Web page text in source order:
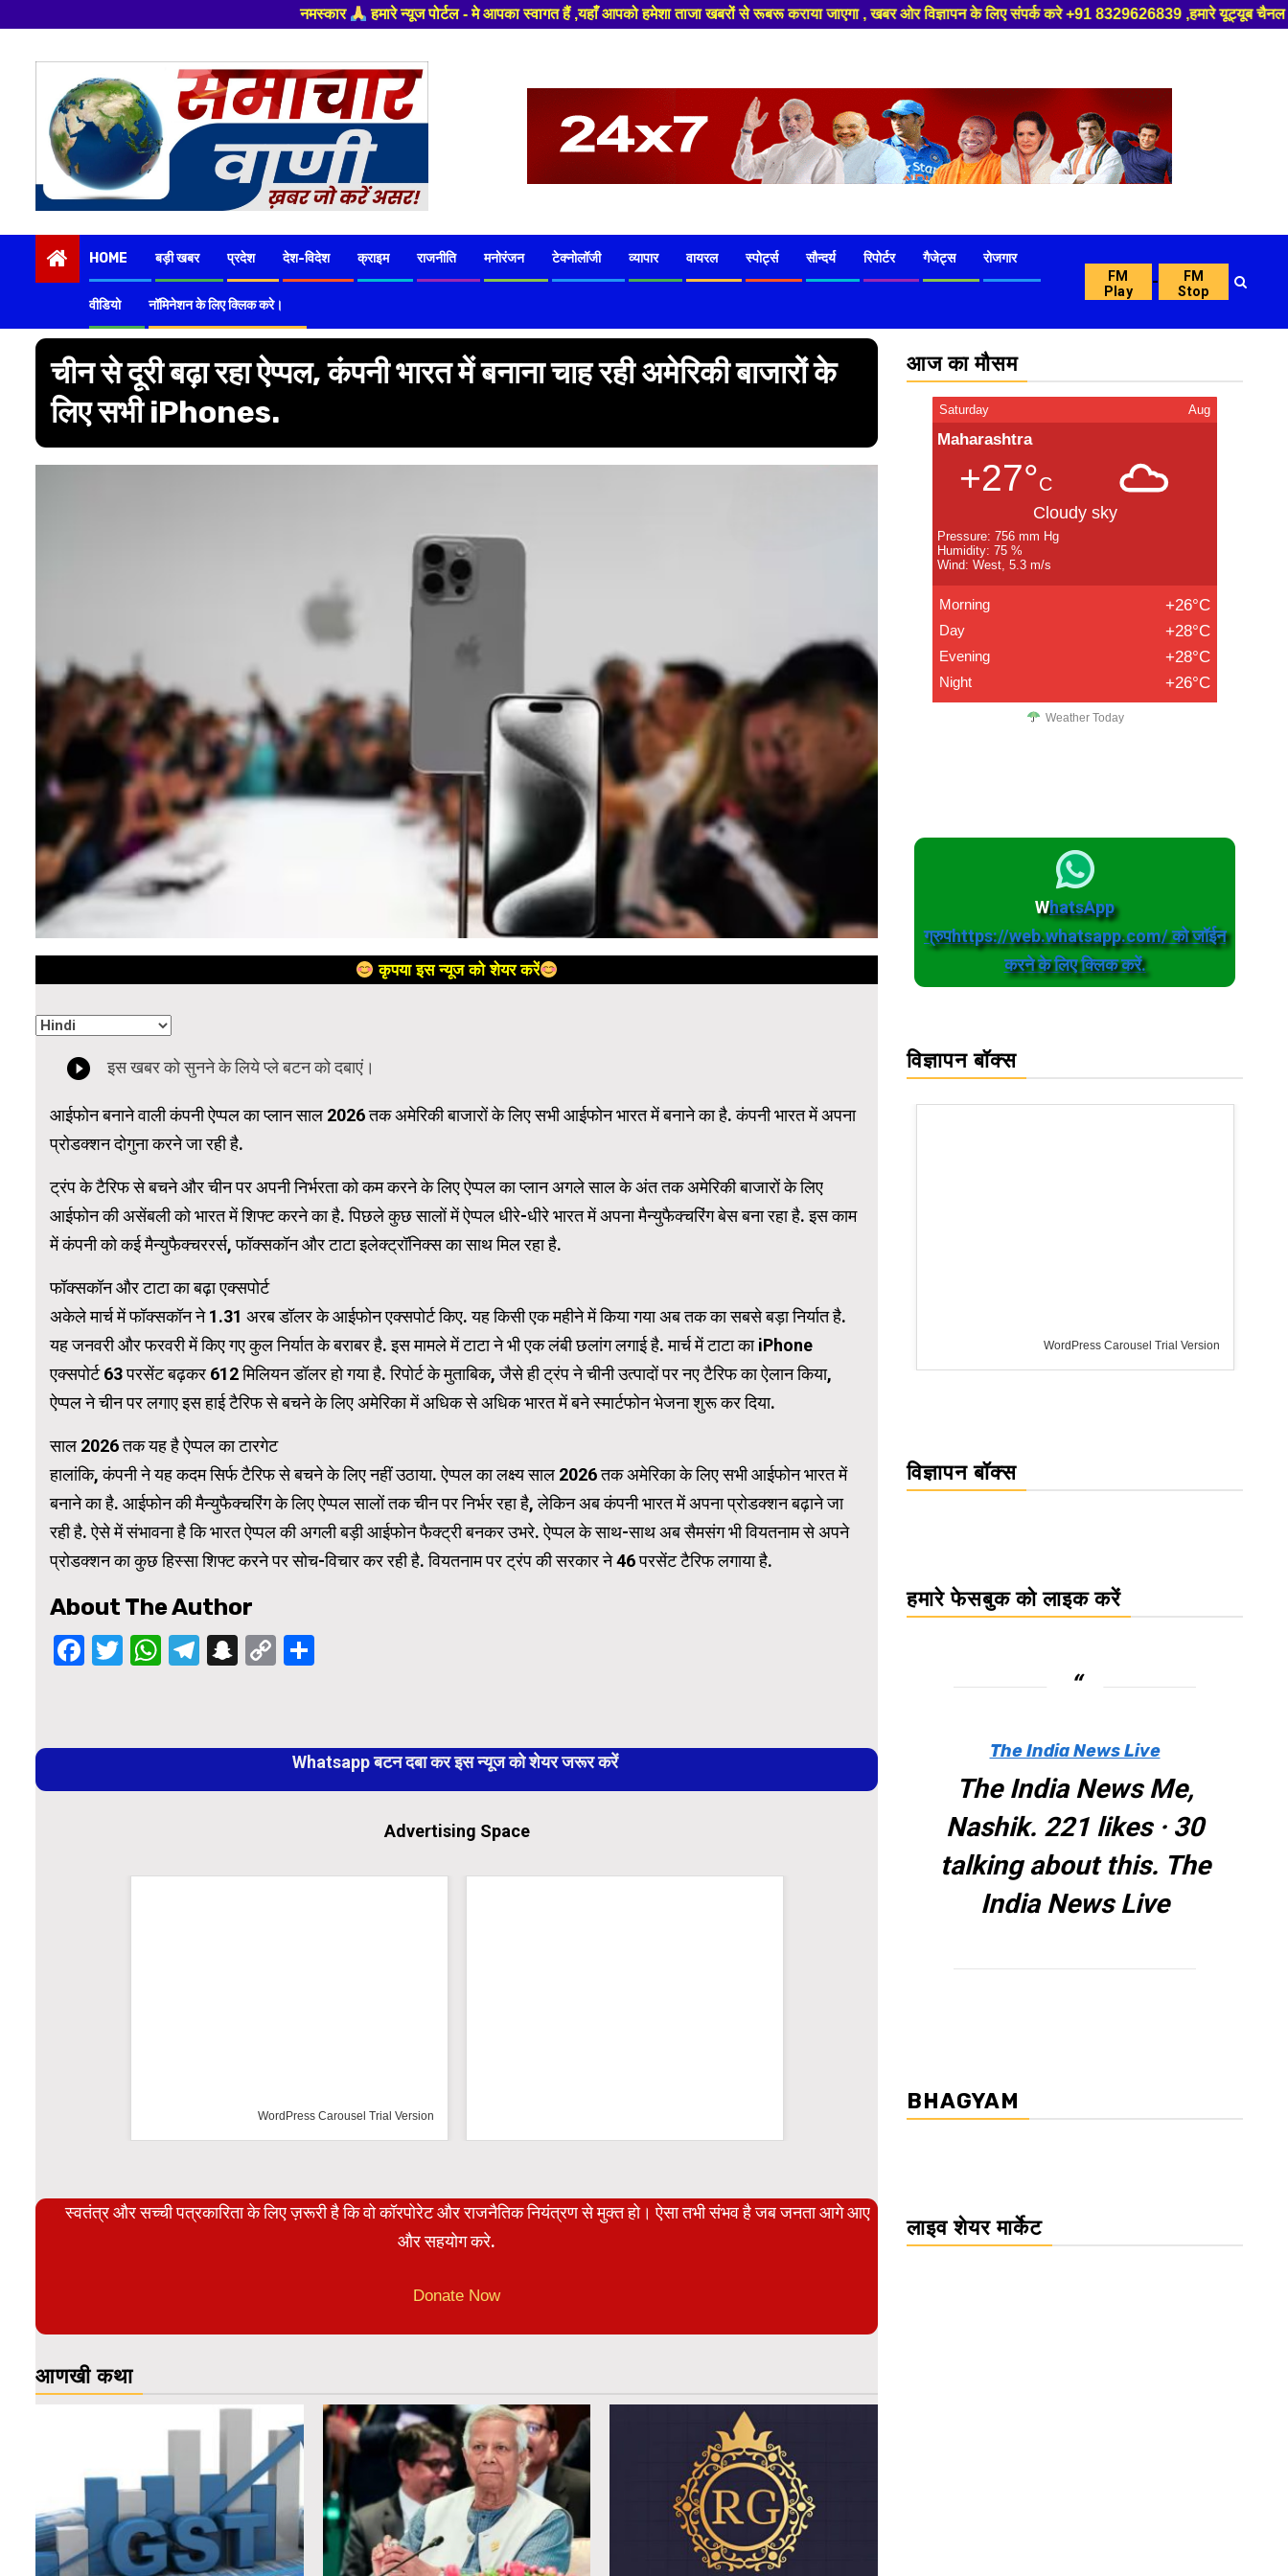
हमारे न्यूज पोर्टल - मे आपका स्वागत हैं ,यहाँ आपको हमेशा ताजा खबरों से रूबरू कराया जाएगा , खबर ओर विज्ञापन के लिए संपर्क करे +91 8329626839 ,हमारे यूट्यूब चैनल को सबस्क्राइब करें,
content
HOME बड़ी खबर प्रदेश देश-विदेश क्राइम राजनीति मनोरंजन टेक्नोलॉजी व्यापार वायरल स्पोर्ट्स सौन्दर्य रिपोर्टर गैजेट्स रोजगार
वीडियो नॉमिनेशन के लिए क्लिक करे।
FM
Play
-
FM
Stop
चीन से दूरी बढ़ा रहा ऐप्पल, कंपनी भारत में बनाना चाह रही अमेरिकी बाजारों के
लिए सभी iPhones.
कृपया इस न्यूज को शेयर करें
आईफोन बनाने वाली कंपनी ऐप्पल का प्लान साल 2026 तक अमेरिकी बाजारों के लिए सभी आईफोन भारत में बनाने का है. कंपनी भारत में अपना
प्रोडक्शन दोगुना करने जा रही है.
ट्रंप के टैरिफ से बचने और चीन पर अपनी निर्भरता को कम करने के लिए ऐप्पल का प्लान अगले साल के अंत तक अमेरिकी बाजारों के लिए
आईफोन की असेंबली को भारत में शिफ्ट करने का है. पिछले कुछ सालों में ऐप्पल धीरे-धीरे भारत में अपना मैन्युफैक्चरिंग बेस बना रहा है. इस काम
में कंपनी को कई मैन्युफैक्चररर्स, फॉक्सकॉन और टाटा इलेक्ट्रॉनिक्स का साथ मिल रहा है.
फॉक्सकॉन और टाटा का बढ़ा एक्सपोर्ट
अकेले मार्च में फॉक्सकॉन ने 1.31 अरब डॉलर के आईफोन एक्सपोर्ट किए. यह किसी एक महीने में किया गया अब तक का सबसे बड़ा निर्यात है.
यह जनवरी और फरवरी में किए गए कुल निर्यात के बराबर है. इस मामले में टाटा ने भी एक लंबी छलांग लगाई है. मार्च में टाटा का iPhone
एक्सपोर्ट 63 परसेंट बढ़कर 612 मिलियन डॉलर हो गया है. रिपोर्ट के मुताबिक, जैसे ही ट्रंप ने चीनी उत्पादों पर नए टैरिफ का ऐलान किया,
ऐप्पल ने चीन पर लगाए इस हाई टैरिफ से बचने के लिए अमेरिका में अधिक से अधिक भारत में बने स्मार्टफोन भेजना शुरू कर दिया.
साल 2026 तक यह है ऐप्पल का टारगेट
हालांकि, कंपनी ने यह कदम सिर्फ टैरिफ से बचने के लिए नहीं उठाया. ऐप्पल का लक्ष्य साल 2026 तक अमेरिका के लिए सभी आईफोन भारत में
बनाने का है. आईफोन की मैन्युफैक्चरिंग के लिए ऐप्पल सालों तक चीन पर निर्भर रहा है, लेकिन अब कंपनी भारत में अपना प्रोडक्शन बढ़ाने जा
रही है. ऐसे में संभावना है कि भारत ऐप्पल की अगली बड़ी आईफोन फैक्ट्री बनकर उभरे. ऐप्पल के साथ-साथ अब सैमसंग भी वियतनाम से अपने
प्रोडक्शन का कुछ हिस्सा शिफ्ट करने पर सोच-विचार कर रही है. वियतनाम पर ट्रंप की सरकार ने 46 परसेंट टैरिफ लगाया है.
About The Author
Facebook
Twitter
WhatsApp
Telegram
Snapchat
Copy
Reading
Whatsapp बटन दबा कर इस न्यूज को शेयर जरूर करें
Advertising Space
WordPress Carousel Trial Version WordPress Carousel Trial Version
स्वतंत्र और सच्ची पत्रकारिता के लिए ज़रूरी है कि वो कॉरपोरेट और राजनैतिक नियंत्रण से मुक्त हो। ऐसा तभी संभव है जब जनता आगे आए
और सहयोग करे.
Donate Now
आणखी कथा
आज का मौसम
Saturday Aug
Maharashtra
+27°C
Cloudy sky
Pressure: 756 mm Hg
Humidity: 75 %
Wind: West, 5.3 m/s
Morning +26°C
Day +28°C
Evening +28°C
Night +26°C
Weather Today
WhatsApp
ग्रुपhttps://web.whatsapp.com/ को जॉईन
करने के लिए क्लिक करें.
विज्ञापन बॉक्स
WordPress Carousel Trial Version WordPress Carousel Trial Version
विज्ञापन बॉक्स
हमारे फेसबुक को लाइक करें
The India News Live
The India News Me,
Nashik. 221 likes · 30
talking about this. The
India News Live
BHAGYAM
लाइव शेयर मार्केट